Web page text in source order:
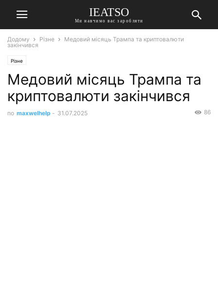
IEATSO
Ми навчимо вас заробляти
Додому Різне
Медовий місяць Трампа та криптовалюти
закінчився
Різне
Медовий місяць Трампа та
криптовалюти закінчився
по maxwelhelp - 31.07.2025 86